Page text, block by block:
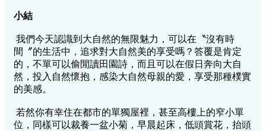
小結
我們今天認識到大自然的無限魅力，可以在〝沒有時
間〞的生活中，追求對大自然美的享受嗎？答覆是肯定
的，不單可以偷閒讀田園詩，而且可以在假日奔向大自
然，投入自然懷抱，感染大自然母親的愛，享受那種樸實
的美感。
若然你有幸住在都市的單獨屋裡，甚至高樓上的窄小單
位，同樣可以裁養一盆小菊，早晨起床，低頭賞花，抬頭